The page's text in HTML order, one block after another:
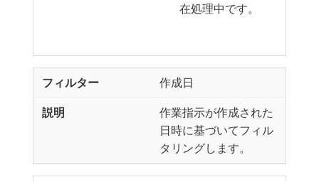
在処理中です。
作成日
作業指示が作成された
日時に基づいてフィル
タリングします。